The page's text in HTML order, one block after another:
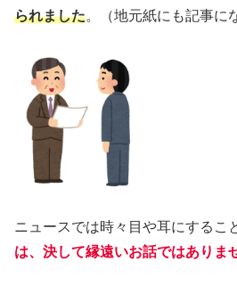
られました。（地元紙にも記事に
ニュースでは時々目や耳にするこ
は、決して縁遠いお話ではありま